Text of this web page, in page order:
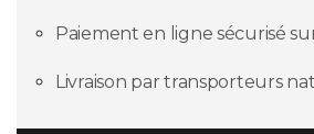
Paiement en ligne sécurisé
Livraison par transporteurs